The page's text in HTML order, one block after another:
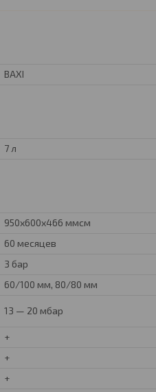
BAXI
7 л
950х600х466 ммсм
60 месяцев
3 бар
60/100 мм, 80/80 мм
13 — 20 мбар
+
+
+